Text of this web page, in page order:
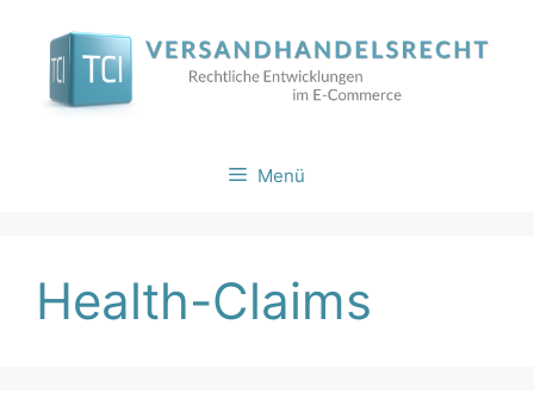
springen
Menü
Health-Claims